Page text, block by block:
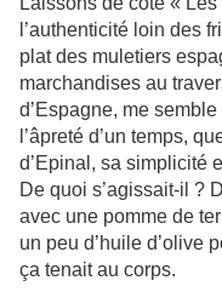
l’authenticité loin des
plat des muletiers
marchandises au
d’Espagne, me
l’âpreté d’un temps,
d’Epinal, sa simplicité
De quoi s’agissait-il ?
avec une pomme de
un peu d’huile d’olive
ça tenait au corps.